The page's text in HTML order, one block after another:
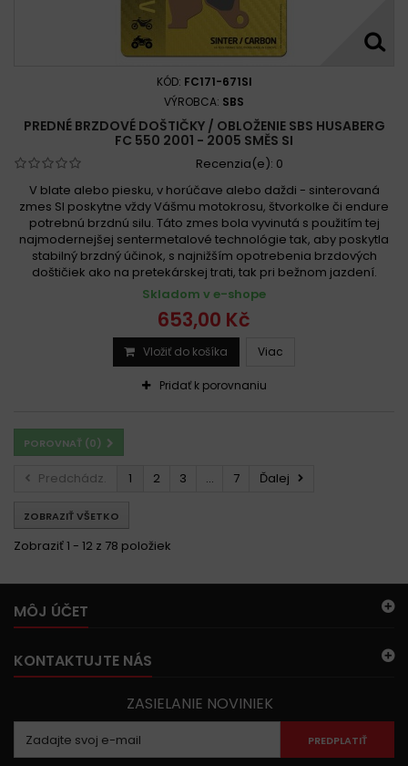
KÓD: FC171-671SI
VÝROBCA: SBS
PREDNÉ BRZDOVÉ DOŠTIČKY / OBLOŽENIE SBS HUSABERG
FC 550 2001 - 2005 SMĚS SI
Recenzia(e): 0
V blate alebo piesku, v horúčave alebo daždi - sinterovaná
zmes SI poskytne vždy Vášmu motokrosu, štvorkolke či endure
potrebnú brzdnú silu. Táto zmes bola vyvinutá s použitím tej
najmodernejšej sentermetalové technológie tak, aby poskytla
stabilný brzdný účinok, s najnižším opotrebenia brzdových
doštičiek ako na pretekárskej trati, tak pri bežnom jazdení.
Skladom v e-shope
653,00 Kč
Vložiť do košíka Viac
Pridať k porovnaniu
POROVNAŤ (0)
Predchádz. 1 2 3 ... 7 Ďalej
ZOBRAZIŤ VŠETKO
Zobraziť 1 - 12 z 78 položiek
MÔJ ÚČET
KONTAKTUJTE NÁS
ZASIELANIE NOVINIEK
PREDPLATIŤ